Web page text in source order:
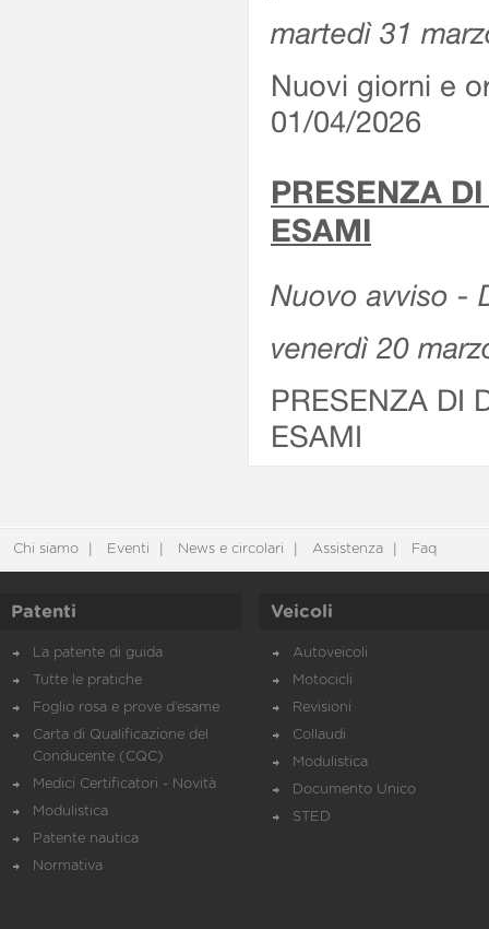
martedì 31
Nuovi giorni e
01/04/2026
PRESENZA
ESAMI
Nuovo avviso -
venerdì 20
PRESENZA DI
ESAMI
Chi siamo Eventi News e circolari Assistenza Faq
Patenti
La patente di guida
Tutte le pratiche
Foglio rosa e prove d’esame
Carta di Qualificazione del
Conducente (CQC)
Medici Certificatori - Novità
Modulistica
Patente nautica
Normativa
Veicoli
Autoveicoli
Motocicli
Revisioni
Collaudi
Modulistica
Documento Unico
STED